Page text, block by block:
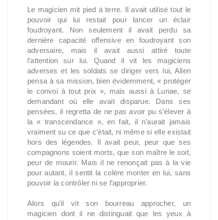
Le magicien mit pied à terre. Il avait utilisé tout le
pouvoir qui lui restait pour lancer un éclair
foudroyant. Non seulement il avait perdu sa
dernière capacité offensive en foudroyant son
adversaire, mais il avait aussi attiré toute
l’attention sur lui. Quand il vit les magiciens
adverses et les soldats se diriger vers lui, Allen
pensa à sa mission, bien évidemment, « protéger
le convoi à tout prix », mais aussi à Lunae, se
demandant où elle avait disparue. Dans ses
pensées, il regretta de ne pas avoir pu s’élever à
la « transcendance », en fait, il n’aurait jamais
vraiment su ce que c’était, ni même si elle existait
hors des légendes. Il avait peur, peur que ses
compagnons soient morts, que son maître le soit,
peur de mourir. Mais il ne renonçait pas à la vie
pour autant, il sentit la colère monter en lui, sans
pouvoir la contrôler ni se l’approprier.
Alors qu’il vit son bourreau approcher, un
magicien dont il ne distinguait que les yeux à